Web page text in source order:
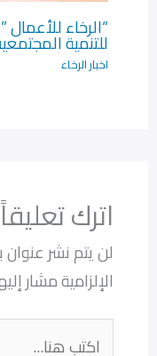
“الرخاء
للتنمية
اخبار الرخاء
اترك تعليقاً
لن يتم نشر عنوان
الإلزامية مشار